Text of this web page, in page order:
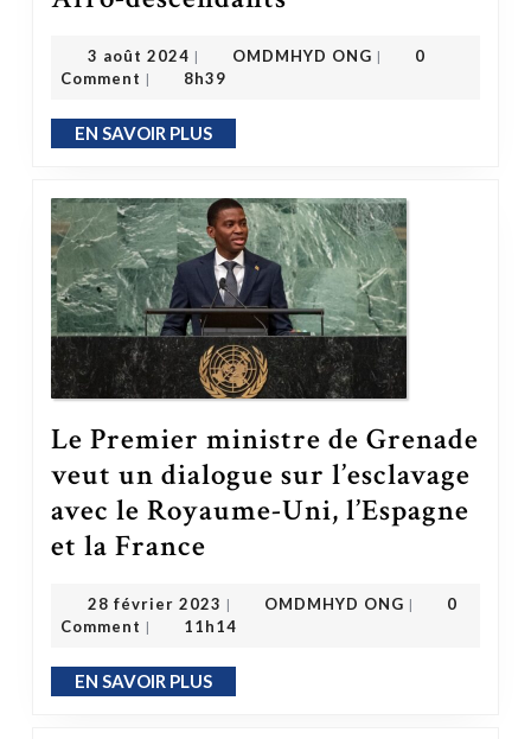
3 août 2024 3 août 2024
| OMDMHYD ONG |
0
Comment | 8h39
EN SAVOIR PLUSEN SAVOIR PLUS
Le Premier ministre de Grenade
veut un dialogue sur l’esclavage
avec le Royaume-Uni, l’Espagne
et la France
28 février 2023 28 février 2023
| OMDMHYD ONG |
0
Comment | 11h14
EN SAVOIR PLUSEN SAVOIR PLUS